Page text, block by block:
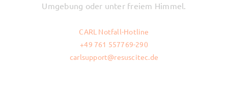
Umgebung oder unter freiem Himmel.
CARL Notfall-Hotline
+49 761 557769-290
carlsupport@resuscitec.de